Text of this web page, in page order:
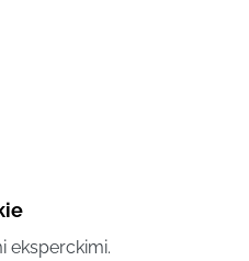
eksperckimi.